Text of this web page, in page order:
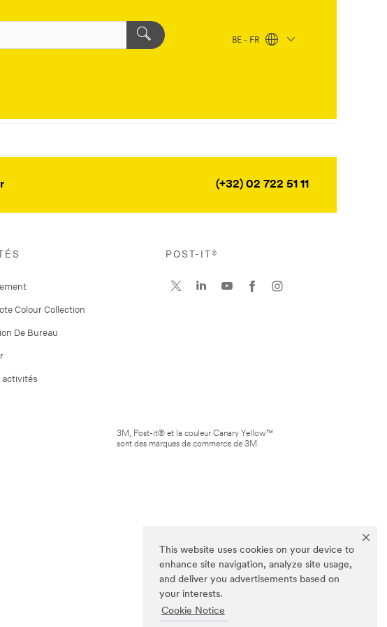
This website uses cookies on your device to
enhance site navigation, analyze site usage,
and deliver you advertisements based on
your interests.
Cookie Notice
BE - FR
(+32) 02 722 51 11
Colour Collection
De Bureau
activités
POST-IT®
3M, Post-it® et la couleur Canary Yellow™
sont des marques de commerce de 3M.